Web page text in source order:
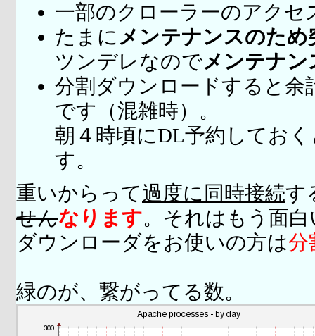
一部のクローラーのアクセ
たまに メンテナンスのため
ツンデレなのでメンテナ
分割ダウンロードすると余
です（混雑時）。
朝４時頃にDL予約してお
す。
重いからって過度に同時接続す
せんなります。それはもう面
ダウンローダをお使いの方は分
緑のが、繋がってる数。